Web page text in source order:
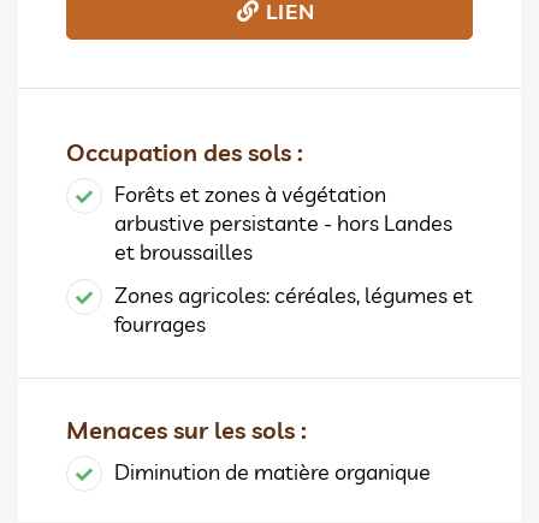
LIEN
Occupation des sols :
Forêts et zones à végétation
arbustive persistante - hors Landes
et broussailles
Zones agricoles: céréales, légumes et
fourrages
Menaces sur les sols :
Diminution de matière organique